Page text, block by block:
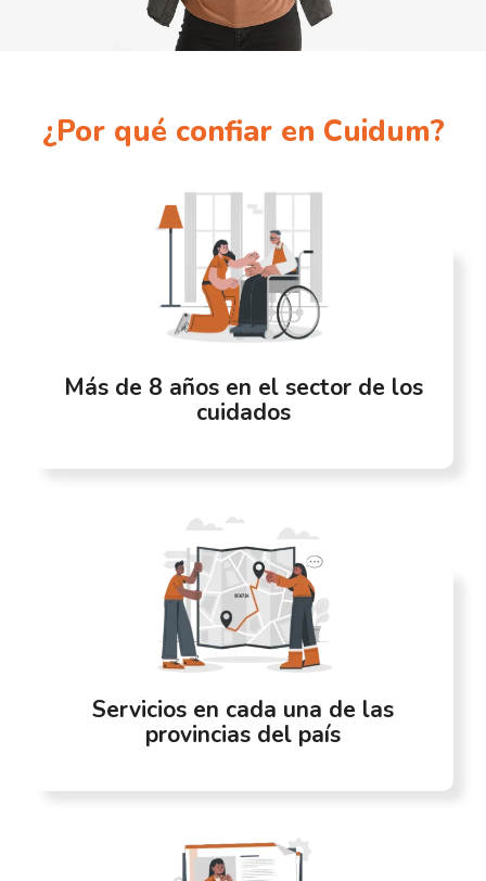
¿Por qué confiar en Cuidum?
Más de 8 años en el sector de los
cuidados
Servicios en cada una de las
provincias del país